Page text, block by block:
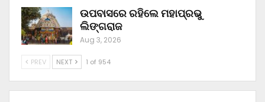
ଉପବାସରେ ରହିଲେ ମହାପ୍ରଭୁ
ଲିଙ୍ଗରାଜ
Aug 3, 2026
PREV NEXT 1 of 954